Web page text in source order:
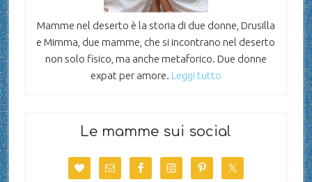
Mamme nel deserto è la storia di due donne, Drusilla
e Mimma, due mamme, che si incontrano nel deserto
non solo fisico, ma anche metaforico. Due donne
expat per amore. Leggi tutto
Le mamme sui social